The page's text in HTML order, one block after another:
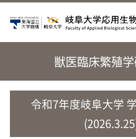
獣医臨床繁殖
令和7年度岐阜大学